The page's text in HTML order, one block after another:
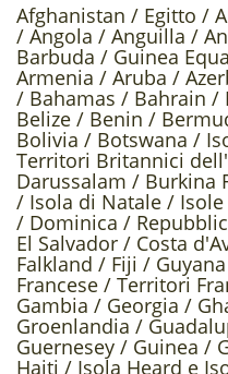
Afghanistan / Egitto /
/ Angola / Anguilla /
Barbuda / Guinea
Armenia / Aruba /
/ Bahamas / Bahrain /
Belize / Benin /
Bolivia / Botswana /
Territori Britannici
Darussalam / Burkina
/ Isola di Natale /
/ Dominica /
El Salvador / Costa
Falkland / Fiji /
Francese / Territori
Gambia / Georgia /
Groenlandia /
Guernesey / Guinea /
Haiti / Isola Heard e